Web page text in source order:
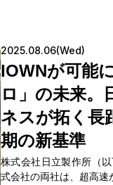
5Gを活用した業界ごと
会実装を目指す事業共創
が、今回の「OPEN
にリニューアルされた
ョンが注目される理由
「OPEN HUB Park」と
のOPEN HUB代表戸松
5G&IoTサービス部 イン
田隆介が語り合いました
2025.08.06(Wed)
IOWNが可能
ロ」の未来。
ネスが拓く長
期の新基準
株式会社日立製作所（
式会社の両社は、超高